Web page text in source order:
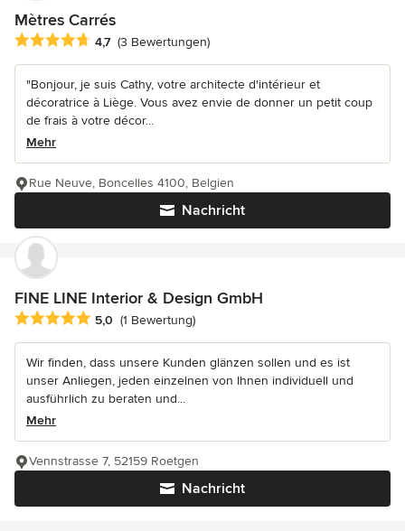
Mètres Carrés
Durchschnittliche Bewertung: 4.7 von 5 Sternen
4,7 (3 Bewertungen)
"Bonjour, je suis Cathy, votre architecte d'intérieur et
décoratrice à Liège. Vous avez envie de donner un petit coup
de frais à votre décor...
Mehr
Nachricht
Rue Neuve, Boncelles 4100, Belgien
FINE LINE Interior & Design GmbH
Durchschnittliche Bewertung: 5 von 5 Sternen
5,0 (1 Bewertung)
Wir finden, dass unsere Kunden glänzen sollen und es ist
unser Anliegen, jeden einzelnen von Ihnen individuell und
ausführlich zu beraten und...
Mehr
Nachricht
Vennstrasse 7, 52159 Roetgen